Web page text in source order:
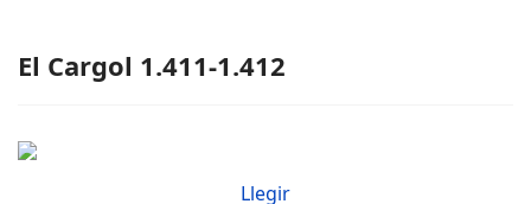
El Cargol 1.411-1.412
Llegir